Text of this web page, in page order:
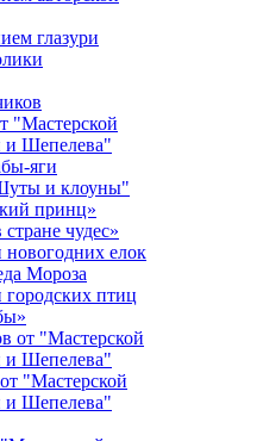
глазури
"Мастерской
и Шепелева"
яги
и клоуны"
принц»
чудес»
елок
Мороза
птиц
от "Мастерской
и Шепелева"
"Мастерской
и Шепелева"